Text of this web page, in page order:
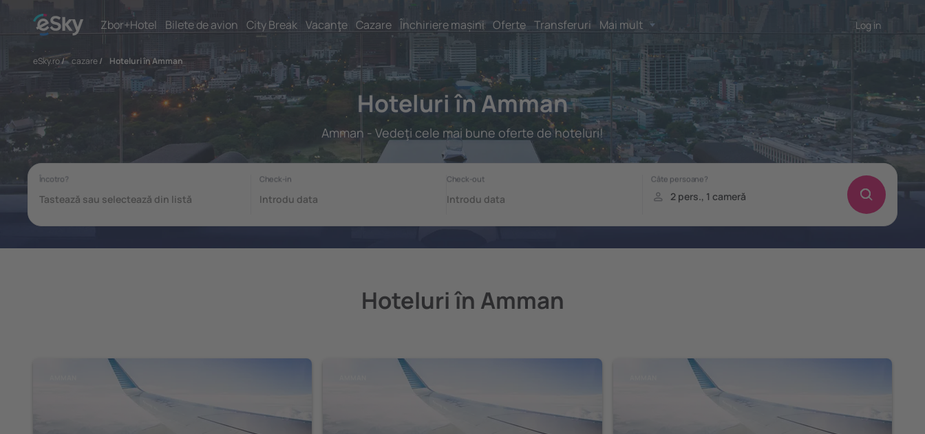
Zbor+Hotel Bilete de avion City Break Vacanţe Cazare Închiriere mașini Oferte Transferuri Mai mult Log in
eSky.ro/ cazare/ Hoteluri în Amman
Hoteluri în Amman
Amman - Vedeţi cele mai bune oferte de hoteluri!
Hoteluri în Amman